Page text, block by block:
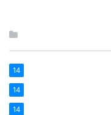
14
14
14